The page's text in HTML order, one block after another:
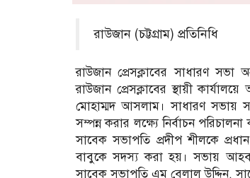
রাউজান (চট্টগ্রাম) প্রতিনিধি
রাউজান প্রেসক্লাবের সাধারণ
রাউজান প্রেসক্লাবের স্থায়ী
মোহাম্মদ আসলাম। সাধারণ সভায়
সম্পন্ন করার লক্ষ্যে নির্বাচন
সাবেক সভাপতি প্রদীপ শীলকে
বাবুকে সদস্য করা হয়। সভায়
সাবেক সভাপতি এম বেলাল উদ্দিন,